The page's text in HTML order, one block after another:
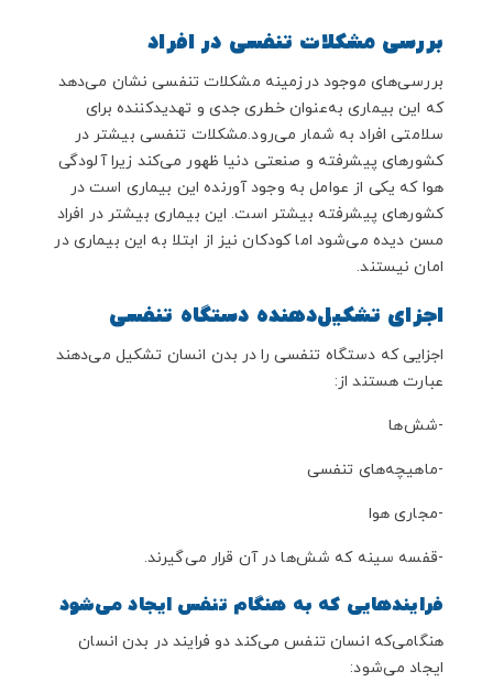
2.9. استفاده از روش فیزیوتراپی در درمان بیماری
تنفسی
2.10. فواید فیزیوتراپی در افرادی که بیماری تنفسی
دارند
2.11. استفاده کردن از افشانه‌های استنشاقی
2.12. علائم بیماری آسم
2.13. تأثیراسپری‌های استنشاقی در افرادی که
مبتلابه آسم هستند
2.14. نکته ایی که برای استفاده از دستگاه‌های
بررسی مشکلات تنفسی در افراد
بررسی‌های موجود در زمینه مشکلات تنفسی نشان می‌دهد
که این بیماری به‌عنوان خطری جدی و تهدیدکننده برای
سلامتی افراد به شمار می‌رود.مشکلات تنفسی بیشتر در
کشورهای پیشرفته و صنعتی دنیا ظهور می‌کند زیرا آلودگی
هوا که یکی از عوامل به وجود آورنده این بیماری است در
کشورهای پیشرفته بیشتر است. این بیماری بیشتر در افراد
مسن دیده می‌شود اما کودکان نیز از ابتلا به این بیماری در
امان نیستند.
اجزای تشکیل‌دهنده دستگاه تنفسی
اجزایی که دستگاه تنفسی را در بدن انسان تشکیل می‌دهند
عبارت هستند از:
-شش‌ها
-ماهیچه‌های تنفسی
-مجاری هوا
-قفسه سینه که شش‌ها در آن قرار می‌گیرند.
فرایندهایی که به هنگام تنفس ایجاد می‌شود
هنگامی‌که انسان تنفس می‌کند دو فرایند در بدن انسان
ایجاد می‌شود: